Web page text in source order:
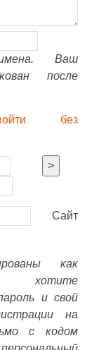
Ваш
после
без
>
Сайт
как
хотите
и свой
на
с кодом